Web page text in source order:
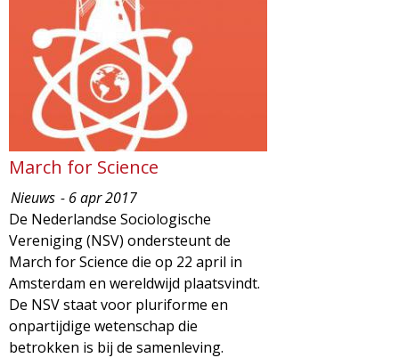
March for Science
Nieuws - 6 apr 2017
De Nederlandse Sociologische
Vereniging (NSV) ondersteunt de
March for Science die op 22 april in
Amsterdam en wereldwijd plaatsvindt.
De NSV staat voor pluriforme en
onpartijdige wetenschap die
betrokken is bij de samenleving.